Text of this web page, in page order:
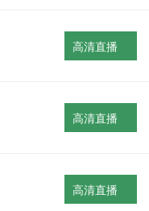
高清直播
高清直播
高清直播